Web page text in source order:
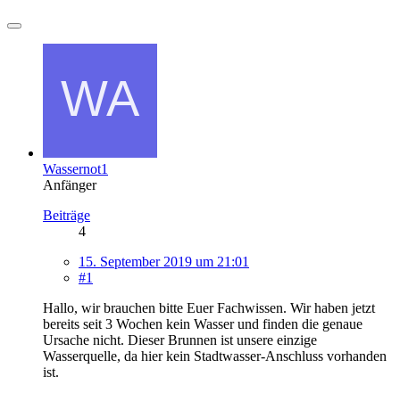
Wassernot1
Anfänger
Beiträge
4
15. September 2019 um 21:01
#1
Hallo, wir brauchen bitte Euer Fachwissen. Wir haben jetzt
bereits seit 3 Wochen kein Wasser und finden die genaue
Ursache nicht. Dieser Brunnen ist unsere einzige
Wasserquelle, da hier kein Stadtwasser-Anschluss vorhanden
ist.